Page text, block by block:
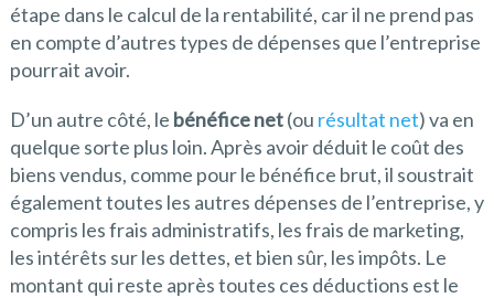
étape dans le calcul de la rentabilité, car il ne prend pas
en compte d’autres types de dépenses que l’entreprise
pourrait avoir.
D’un autre côté, le bénéfice net(ou résultat net) va en
quelque sorte plus loin. Après avoir déduit le coût des
biens vendus, comme pour le bénéfice brut, il soustrait
également toutes les autres dépenses de l’entreprise, y
compris les frais administratifs, les frais de marketing,
les intérêts sur les dettes, et bien sûr, les impôts. Le
montant qui reste après toutes ces déductions est le